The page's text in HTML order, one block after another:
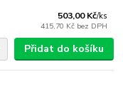
503,00 Kč/ks
415,70 Kč bez DPH
Přidat do košíku